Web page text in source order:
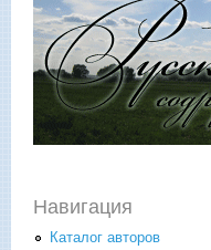
Навигация
Каталог авторов